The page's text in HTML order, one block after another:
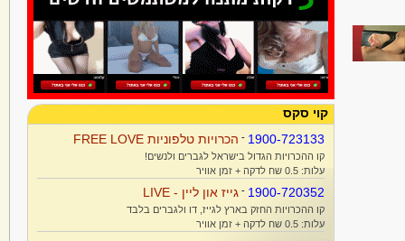
קוי סקס
1900-723133
- הכרויות טלפוניות FREE LOVE
קו ההכרויות הגדול בישראל לגברים ולנשים!
עלות: 0.5 שח לדקה + זמן אוויר
1900-720352
- גייז און ליין - LIVE
קו ההכרויות החזק בארץ לגייז, דו ולגברים בלבד
עלות: 0.5 שח לדקה + זמן אוויר